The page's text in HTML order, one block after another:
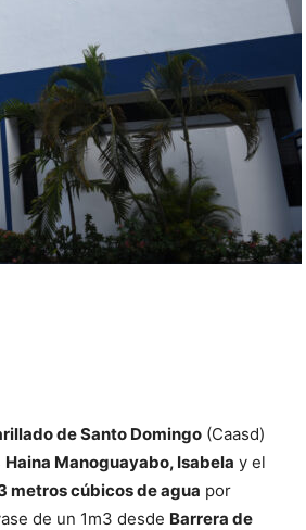
de Santo Domingo (Caasd)
Haina Manoguayabo, Isabela y el
metros cúbicos de agua por
de un 1m3 desde Barrera de